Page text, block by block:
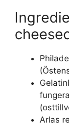
Arlas